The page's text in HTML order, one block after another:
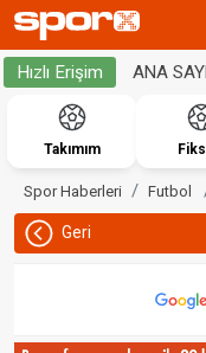
Hızlı Erişim ANA
Takımım
Spor Haberleri Futbol
Geri